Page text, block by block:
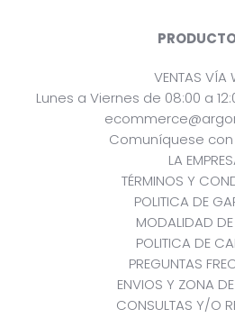
VENTAS VÍA
Lunes a Viernes de 08:00 a
Comuníquese
LA
TÉRMINOS Y
POLITICA DE
MODALIDAD
POLITICA DE
PREGUNTAS
ENVIOS Y ZONA DE
CONSULTAS Y/O